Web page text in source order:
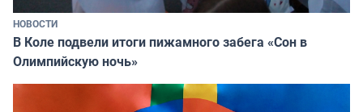
НОВОСТИ
В Коле подвели итоги пижамного забега «Сон в
Олимпийскую ночь»